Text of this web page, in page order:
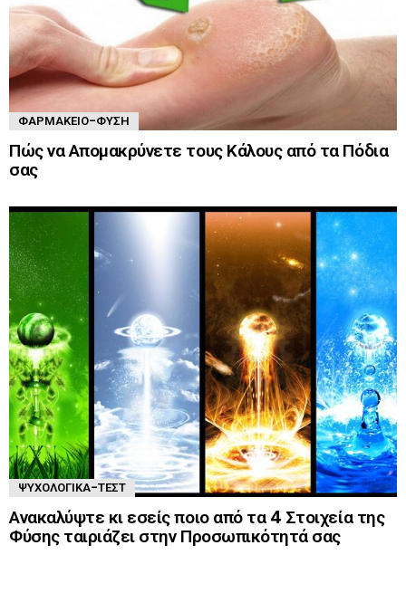
ΦΑΡΜΑΚΕΊΟ-ΦΎΣΗ
Πώς να Απομακρύνετε τους Κάλους από τα Πόδια
σας
ΨΥΧΟΛΟΓΙΚΆ-ΤΈΣΤ
Ανακαλύψτε κι εσείς ποιο από τα 4 Στοιχεία της
Φύσης ταιριάζει στην Προσωπικότητά σας